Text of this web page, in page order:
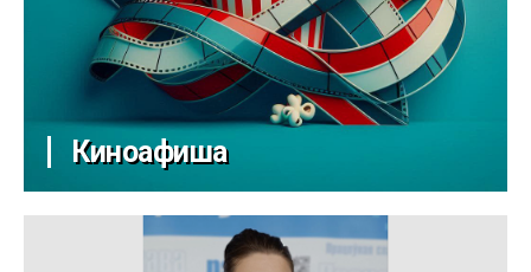
Киноафиша